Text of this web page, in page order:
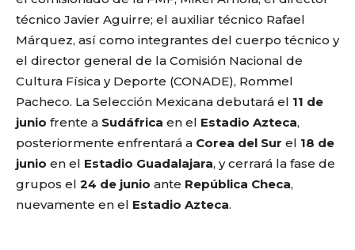
técnico Javier Aguirre; el auxiliar técnico Rafael
Márquez, así como integrantes del cuerpo técnico y
el director general de la Comisión Nacional de
Cultura Física y Deporte (CONADE), Rommel
Pacheco. La Selección Mexicana debutará el 11 de
junio frente a Sudáfrica en el Estadio Azteca,
posteriormente enfrentará a Corea del Sur el 18 de
junio en el Estadio Guadalajara, y cerrará la fase de
grupos el 24 de junio ante República Checa,
nuevamente en el Estadio Azteca.